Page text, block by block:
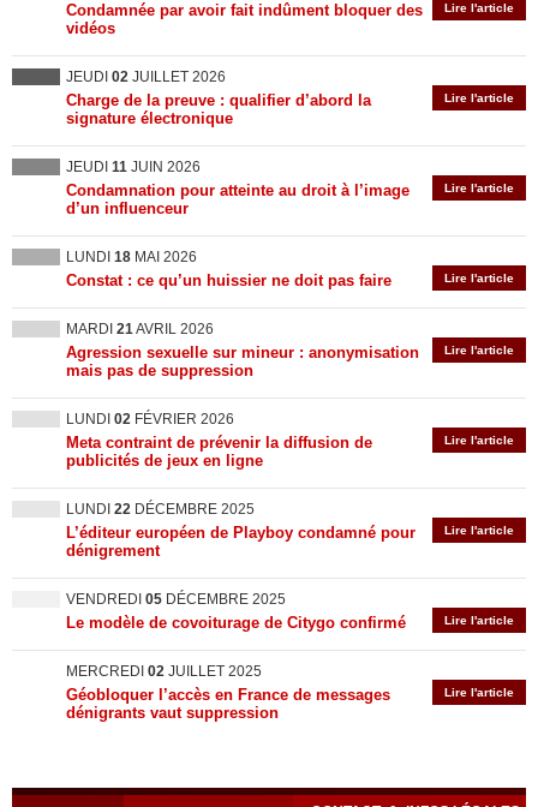
Lire l'article
Condamnée par avoir fait indûment bloquer des
vidéos
JEUDI 02 JUILLET 2026
Lire l'article
Charge de la preuve : qualifier d’abord la
signature électronique
JEUDI 11 JUIN 2026
Lire l'article
Condamnation pour atteinte au droit à l’image
d’un influenceur
LUNDI 18 MAI 2026
Lire l'article
Constat : ce qu’un huissier ne doit pas faire
MARDI 21AVRIL 2026
Lire l'article
Agression sexuelle sur mineur : anonymisation
mais pas de suppression
LUNDI 02 FÉVRIER 2026
Lire l'article
Meta contraint de prévenir la diffusion de
publicités de jeux en ligne
LUNDI 22 DÉCEMBRE 2025
Lire l'article
L’éditeur européen de Playboy condamné pour
dénigrement
VENDREDI 05 DÉCEMBRE 2025
Lire l'article
Le modèle de covoiturage de Citygo confirmé
MERCREDI 02 JUILLET 2025
Lire l'article
Géobloquer l’accès en France de messages
dénigrants vaut suppression